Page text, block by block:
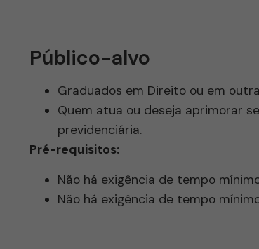
Público-alvo
Graduados em Direito ou em
Quem atua ou deseja aprimorar
previdenciária.
Pré-requisitos:
Não há exigência de tempo
Não há exigência de tempo